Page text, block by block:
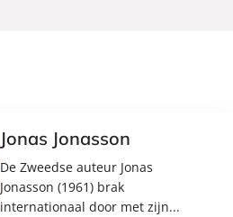
Jonas Jonasson
De Zweedse auteur Jonas
Jonasson (1961) brak
internationaal door met zijn...